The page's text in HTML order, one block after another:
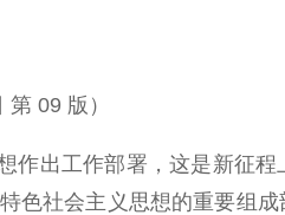
09 版）
出工作部署，这是新征程
色社会主义思想的重要组